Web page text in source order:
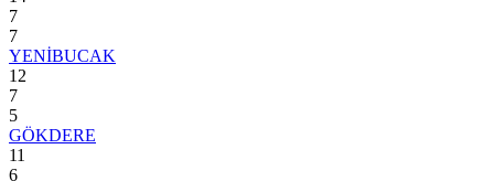
7
7
YENİBUCAK
12
7
5
GÖKDERE
11
6